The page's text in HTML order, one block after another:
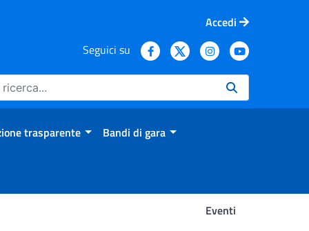
Accedi
Seguici su
trasparente Bandi di gara
Eventi